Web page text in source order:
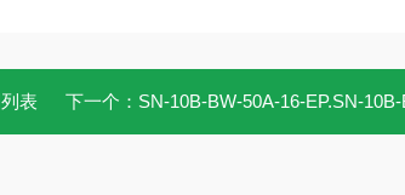
表 下一个： SN-10B-BW-50A-16-EP.SN-10B-BW-50A-16-EP手动阀